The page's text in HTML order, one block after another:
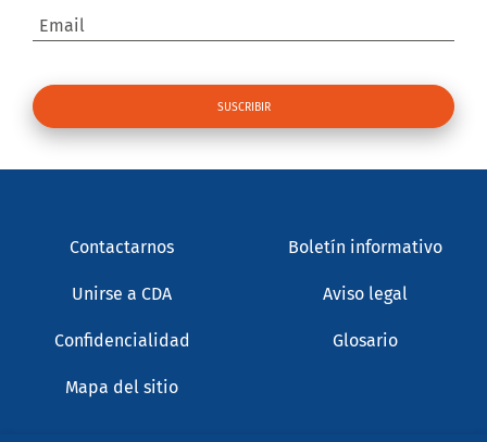
Email
Contactarnos Boletín informativo
Unirse a CDA Aviso legal
Confidencialidad Glosario
Mapa del sitio